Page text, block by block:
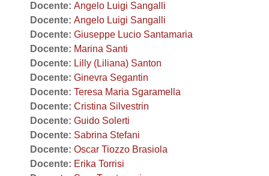
Docente: Angelo Luigi Sangalli
Docente: Angelo Luigi Sangalli
Docente: Giuseppe Lucio Santamaria
Docente: Marina Santi
Docente: Lilly (Liliana) Santon
Docente: Ginevra Segantin
Docente: Teresa Maria Sgaramella
Docente: Cristina Silvestrin
Docente: Guido Solerti
Docente: Sabrina Stefani
Docente: Oscar Tiozzo Brasiola
Docente: Erika Torrisi